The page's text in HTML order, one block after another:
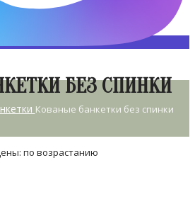
БЕЗ СПИНКИ
Кованые банкетки без спинки
по возрастанию